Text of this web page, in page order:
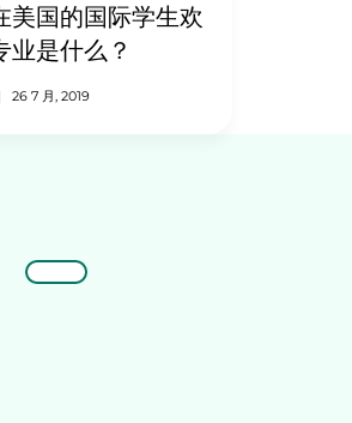
美国的国际学生欢
业是什么？
26 7 月, 2019